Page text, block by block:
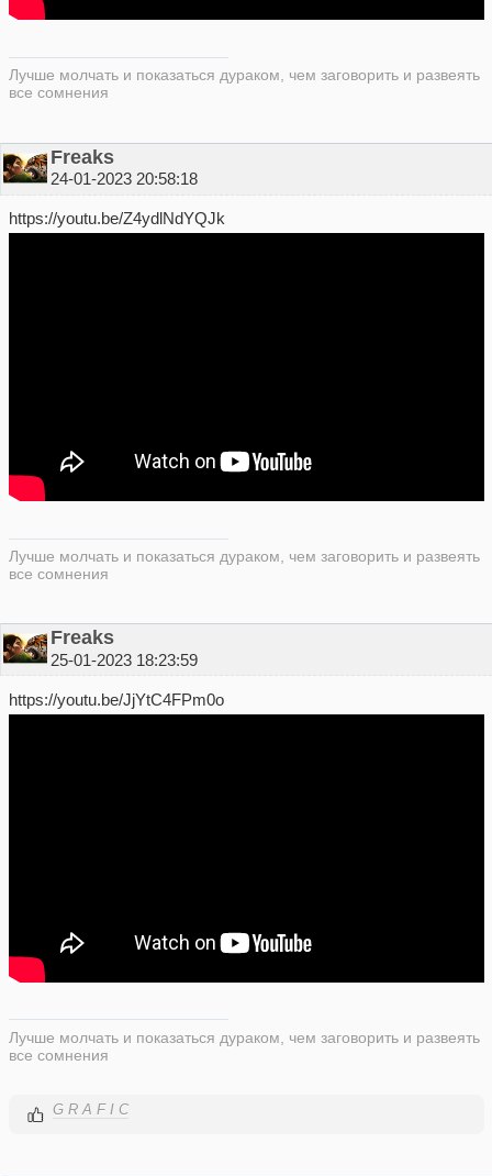
Лучше молчать и показаться дураком, чем заговорить и развеять
все сомнения
Freaks
24-01-2023 20:58:18
https://youtu.be/Z4ydlNdYQJk
Лучше молчать и показаться дураком, чем заговорить и развеять
все сомнения
Freaks
25-01-2023 18:23:59
https://youtu.be/JjYtC4FPm0o
Лучше молчать и показаться дураком, чем заговорить и развеять
все сомнения
G R A F I C